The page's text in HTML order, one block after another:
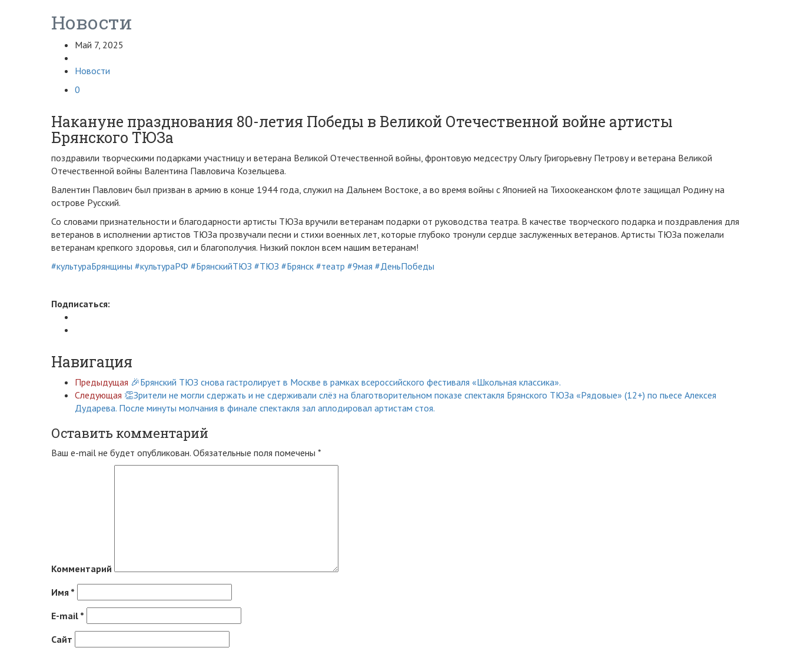
Новости
Май 7, 2025
Новости
0
Накануне празднования 80-летия Победы в Великой Отечественной войне артисты
Брянского ТЮЗа
поздравили творческими подарками участницу и ветерана Великой Отечественной войны, фронтовую медсестру Ольгу Григорьевну Петрову и ветерана Великой
Отечественной войны Валентина Павловича Козельцева.
Валентин Павлович был призван в армию в конце 1944 года, служил на Дальнем Востоке, а во время войны с Японией на Тихоокеанском флоте защищал Родину на
острове Русский.
Со словами признательности и благодарности артисты ТЮЗа вручили ветеранам подарки от руководства театра. В качестве творческого подарка и поздравления для
ветеранов в исполнении артистов ТЮЗа прозвучали песни и стихи военных лет, которые глубоко тронули сердце заслуженных ветеранов. Артисты ТЮЗа пожелали
ветеранам крепкого здоровья, сил и благополучия. Низкий поклон всем нашим ветеранам!
#культураБрянщины #культураРФ #БрянскийТЮЗ #ТЮЗ #Брянск #театр #9мая #ДеньПобеды
Подписаться:
Навигация
Предыдущая 🎉Брянский ТЮЗ снова гастролирует в Москве в рамках всероссийского фестиваля «Школьная классика».
Следующая 👏Зрители не могли сдержать и не сдерживали слёз на благотворительном показе спектакля Брянского ТЮЗа «Рядовые» (12+) по пьесе Алексея
Дударева. После минуты молчания в финале спектакля зал аплодировал артистам стоя.
Оставить комментарий
Ваш e-mail не будет опубликован. Обязательные поля помечены *
Комментарий
Имя *
E-mail *
Сайт